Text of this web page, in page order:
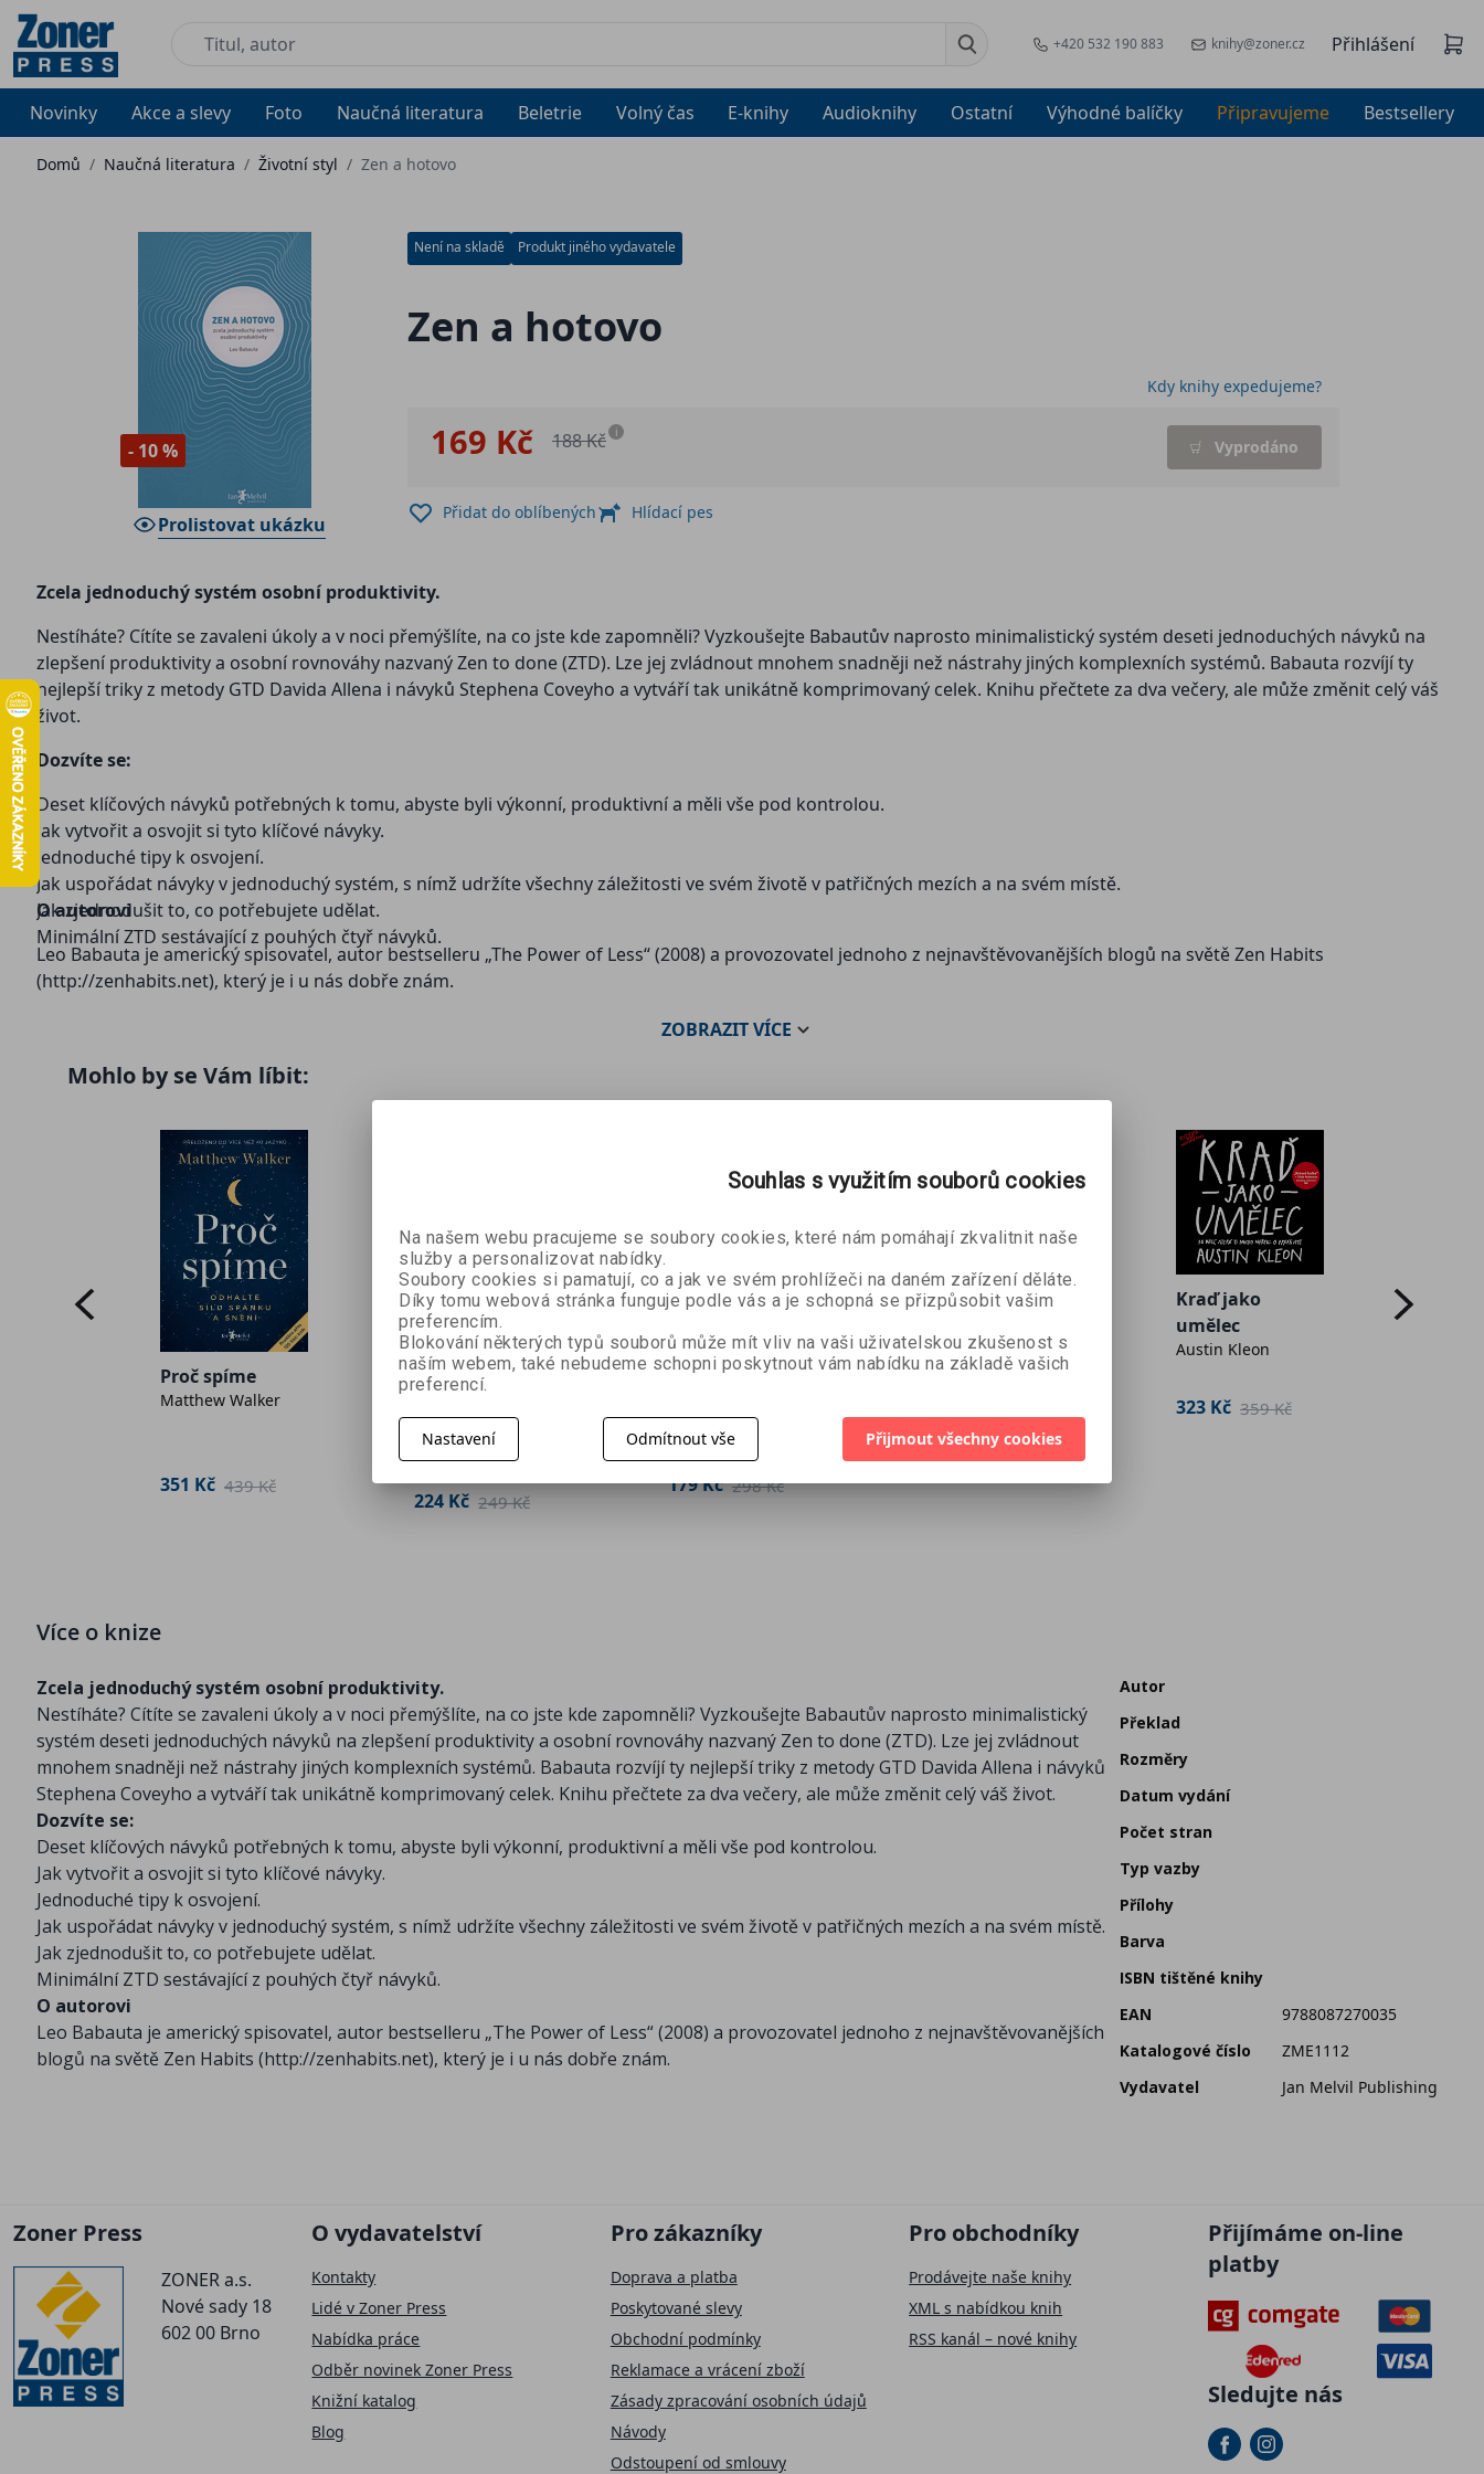
+420 532 190 883 knihy@zoner.cz Přihlášení
Novinky Akce a slevy Foto Naučná literatura Beletrie Volný čas E-knihy Audioknihy Ostatní Výhodné balíčky Připravujeme Bestsellery
Domů / Naučná literatura / Životní styl / Zen a hotovo
- 10 %
Prolistovat ukázku
Není na skladě Produkt jiného vydavatele
Zen a hotovo
Kdy knihy expedujeme?
169 Kč 188 Kč i
Vyprodáno
Přidat do oblíbených Hlídací pes
Zcela jednoduchý systém osobní produktivity.
Nestíháte? Cítíte se zavaleni úkoly a v noci přemýšlíte, na co jste kde zapomněli? Vyzkoušejte Babautův naprosto minimalistický systém deseti jednoduchých návyků na
zlepšení produktivity a osobní rovnováhy nazvaný Zen to done (ZTD). Lze jej zvládnout mnohem snadněji než nástrahy jiných komplexních systémů. Babauta rozvíjí ty
nejlepší triky z metody GTD Davida Allena i návyků Stephena Coveyho a vytváří tak unikátně komprimovaný celek. Knihu přečtete za dva večery, ale může změnit celý váš
život.
Dozvíte se:
Deset klíčových návyků potřebných k tomu, abyste byli výkonní, produktivní a měli vše pod kontrolou.
Jak vytvořit a osvojit si tyto klíčové návyky.
Jednoduché tipy k osvojení.
Jak uspořádat návyky v jednoduchý systém, s nímž udržíte všechny záležitosti ve svém životě v patřičných mezích a na svém místě.
Jak zjednodušit to, co potřebujete udělat.
Minimální ZTD sestávající z pouhých čtyř návyků.
O autorovi
Leo Babauta je americký spisovatel, autor bestselleru „The Power of Less“ (2008) a provozovatel jednoho z nejnavštěvovanějších blogů na světě Zen Habits
(http://zenhabits.net), který je i u nás dobře znám.
ZOBRAZITVÍCE
Mohlo by se Vám líbit:
Proč spíme
Matthew Walker
351 Kč 439 Kč
Soustředění
224 Kč 249 Kč
Nepostradatelní
179 Kč 298 Kč
Přetíženy
Kraď jako
umělec
Austin Kleon
323 Kč 359 Kč
Více o knize
Zcela jednoduchý systém osobní produktivity.
Nestíháte? Cítíte se zavaleni úkoly a v noci přemýšlíte, na co jste kde zapomněli? Vyzkoušejte Babautův naprosto minimalistický
systém deseti jednoduchých návyků na zlepšení produktivity a osobní rovnováhy nazvaný Zen to done (ZTD). Lze jej zvládnout
mnohem snadněji než nástrahy jiných komplexních systémů. Babauta rozvíjí ty nejlepší triky z metody GTD Davida Allena i návyků
Stephena Coveyho a vytváří tak unikátně komprimovaný celek. Knihu přečtete za dva večery, ale může změnit celý váš život.
Dozvíte se:
Deset klíčových návyků potřebných k tomu, abyste byli výkonní, produktivní a měli vše pod kontrolou.
Jak vytvořit a osvojit si tyto klíčové návyky.
Jednoduché tipy k osvojení.
Jak uspořádat návyky v jednoduchý systém, s nímž udržíte všechny záležitosti ve svém životě v patřičných mezích a na svém místě.
Jak zjednodušit to, co potřebujete udělat.
Minimální ZTD sestávající z pouhých čtyř návyků.
O autorovi
Leo Babauta je americký spisovatel, autor bestselleru „The Power of Less“ (2008) a provozovatel jednoho z nejnavštěvovanějších
blogů na světě Zen Habits (http://zenhabits.net), který je i u nás dobře znám.
Autor
Překlad
Rozměry
Datum vydání
Počet stran
Typ vazby
Přílohy
Barva
ISBN tištěné knihy
EAN
9788087270035
Katalogové číslo
ZME1112
Vydavatel
Jan Melvil Publishing
Zoner Press
ZONER a.s.
Nové sady 18
602 00 Brno
O vydavatelství
Kontakty
Lidé v Zoner Press
Nabídka práce
Odběr novinek Zoner Press
Knižní katalog
Blog
Pro zákazníky
Doprava a platba
Poskytované slevy
Obchodní podmínky
Reklamace a vrácení zboží
Zásady zpracování osobních údajů
Návody
Odstoupení od smlouvy
Pro obchodníky
Prodávejte naše knihy
XML s nabídkou knih
RSS kanál – nové knihy
Přijímáme on-line
platby
Sledujte nás
Souhlas s využitím souborů cookies
Na našem webu pracujeme se soubory cookies, které nám pomáhají zkvalitnit naše
služby a personalizovat nabídky.
Soubory cookies si pamatují, co a jak ve svém prohlížeči na daném zařízení děláte.
Díky tomu webová stránka funguje podle vás a je schopná se přizpůsobit vašim
preferencím.
Blokování některých typů souborů může mít vliv na vaši uživatelskou zkušenost s
naším webem, také nebudeme schopni poskytnout vám nabídku na základě vašich
preferencí.
Nastavení Odmítnout vše Přijmout všechny cookies